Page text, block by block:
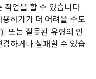
작업을 할 수 있습니다.
하기가 더 어려울 수도
또는 잘못된 유형의 인
하거나 실패할 수 있습